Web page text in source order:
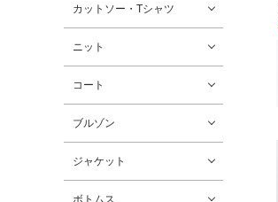
カットソー・Tシャツ
ニット
コート
ブルゾン
ジャケット
ボトムス